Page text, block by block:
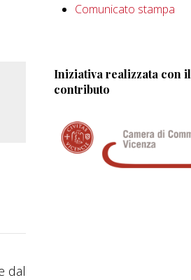
dal
Comunicato stampa
Iniziativa realizzata con il
contributo